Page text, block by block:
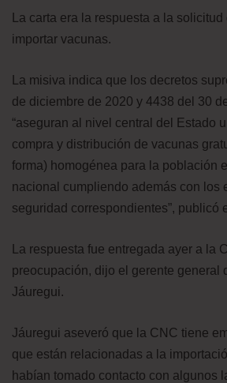
La carta era la respuesta a la
importar vacunas.
La misiva indica que los decretos
de diciembre de 2020 y 4438 del 30
“aseguran al nivel central del Estado
compra y distribución de vacunas
forma) homogénea para la población
nacional cumpliendo además con los
seguridad correspondientes”, publicó
La respuesta fue entregada ayer a la
preocupación, dijo el gerente general
Jáuregui.
Jáuregui aseveró que la CNC tiene
que están relacionadas a la
habían tomado contacto con algunos